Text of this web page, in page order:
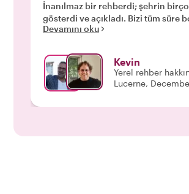
İnanılmaz bir rehberdi; şehrin
gösterdi ve açıkladı. Bizi tüm süre
heyecanlı ve ilgili tuttu. Eski Roma
fırını ve daha birçok bilmediğimiz
gösterdi. Eligio, Zürih gezimizi
biçilmez kıldı ve tüm tur boyunca
arkadaşımızla birlikteymişiz gibi
Devamını oku
Kevin
Yerel rehber
Lucerne,